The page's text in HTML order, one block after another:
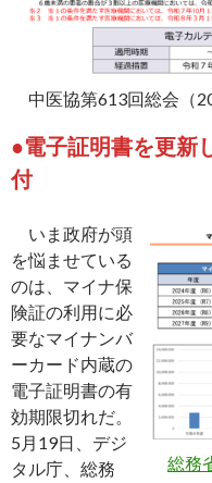
中医協第613回総会（
●電子証明書を更新
付
総務
いま政府が頭
を悩ませている
のは、マイナ保
険証の利用に必
要なマイナンバ
ーカード内蔵の
電子証明書の有
効期限切れだ。
5月19日、デジ
タル庁、総務